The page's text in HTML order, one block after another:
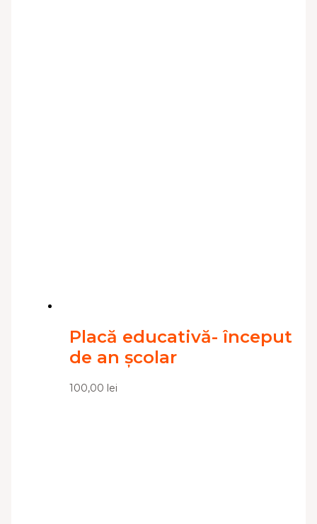
Placă educativă- început
de an școlar
100,00 lei